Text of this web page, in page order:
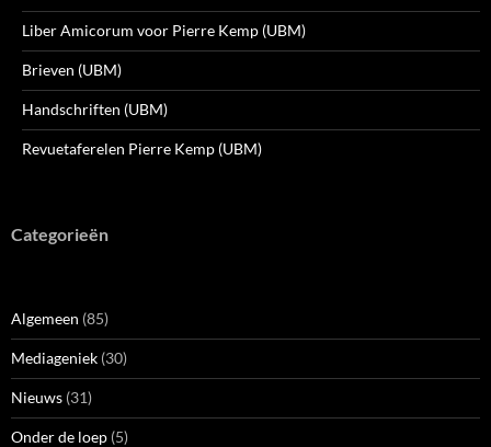
Liber Amicorum voor Pierre Kemp (UBM)
Brieven (UBM)
Handschriften (UBM)
Revuetaferelen Pierre Kemp (UBM)
Categorieën
Algemeen (85)
Mediageniek (30)
Nieuws (31)
Onder de loep (5)